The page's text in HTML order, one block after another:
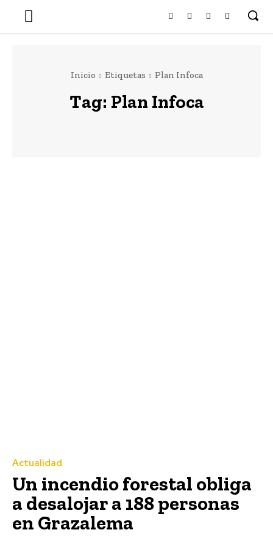
Inicio Etiquetas Plan Infoca
Tag: Plan Infoca
Actualidad
Un incendio forestal obliga
a desalojar a 188 personas
en Grazalema